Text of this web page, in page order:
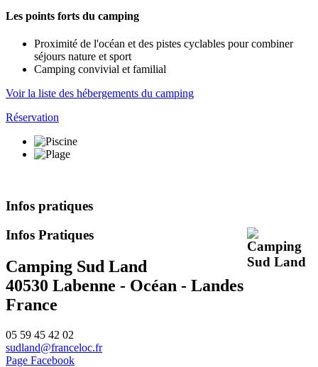
Les points forts du camping
Proximité de l'océan et des pistes cyclables pour combiner
séjours nature et sport
Camping convivial et familial
Voir la liste des hébergements du camping
Réservation
Infos pratiques
Infos Pratiques
Camping Sud Land
40530 Labenne - Océan - Landes
France
05 59 45 42 02
sudland@franceloc.fr
Page Facebook